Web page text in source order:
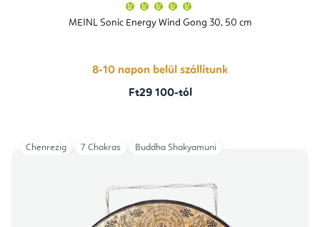
MEINL Sonic Energy Wind Gong 30, 50 cm
átlagos
értékelése
csillag.
8-10 napon belül szállítunk
Ft29 100-tól
Chenrezig 7 Chakras Buddha Shakyamuni